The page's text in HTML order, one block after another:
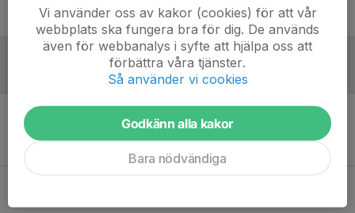
Torbjörn A.
Inget referat skrivet
Vi använder oss av kakor (cookies) för att vår
webbplats ska fungera bra för dig. De används
även för webbanalys i syfte att hjälpa oss att
förbättra våra tjänster.
Så använder vi cookies
Godkänn alla kakor
Bara nödvändiga